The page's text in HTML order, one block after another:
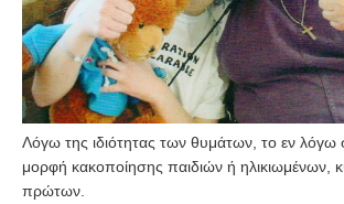
Λόγω της ιδιότητας των θυμάτων, το εν λόγω
μορφή κακοποίησης παιδιών ή ηλικιωμένων,
πρώτων.